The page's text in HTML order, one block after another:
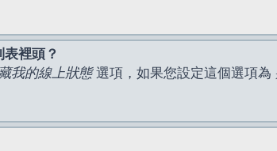
裡頭？
我的線上狀態選項，如果您設定這個選項為